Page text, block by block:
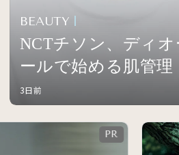
BEAUTY
NCTチソン、ディオ
ールで始める肌管理
3日前